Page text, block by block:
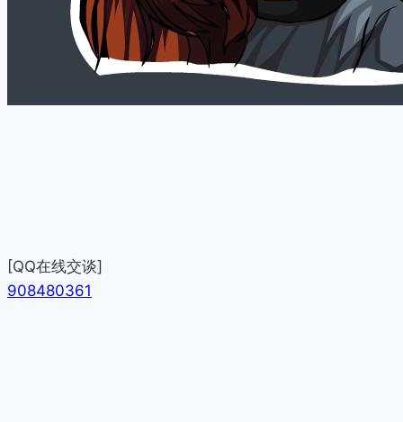
[QQ在线交谈]
908480361